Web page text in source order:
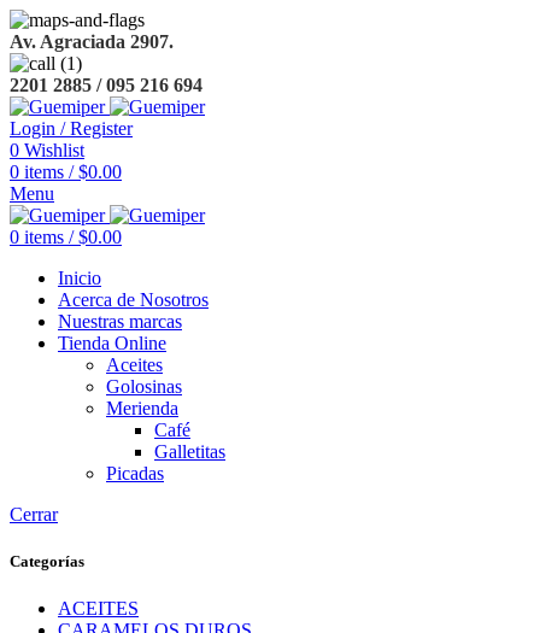
Av. Agraciada 2907.
2201 2885 / 095 216 694
Login / Register
0 Wishlist
0 items / $0.00
Menu
0 items / $0.00
Inicio
Acerca de Nosotros
Nuestras marcas
Tienda Online
Aceites
Golosinas
Merienda
Café
Galletitas
Picadas
Cerrar
Categorías
ACEITES